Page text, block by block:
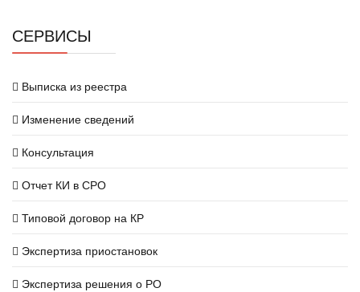
СЕРВИСЫ
Выписка из реестра
Изменение сведений
Консультация
Отчет КИ в СРО
Типовой договор на КР
Экспертиза приостановок
Экспертиза решения о РО